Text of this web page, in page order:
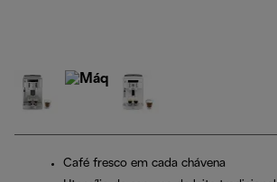
Café fresco em cada chávena